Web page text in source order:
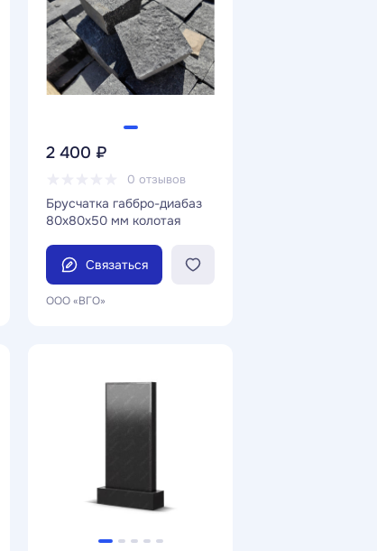
2 400 ₽
0 отзывов
Брусчатка габбро-диабаз
80х80х50 мм колотая
Связаться
ООО «ВГО»